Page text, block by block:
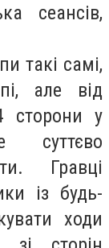
сеансів,
такі самі,
але від
сторони у
суттєво
Гравці
із будь-
ходи